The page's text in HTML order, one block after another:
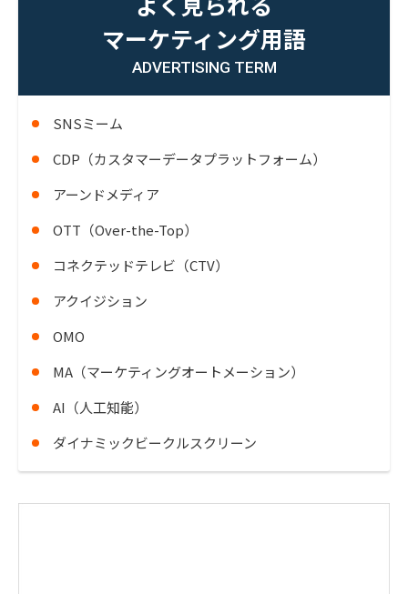
マーケティング用語
ADVERTISING TERM
SNSミーム
CDP（カスタマーデータプラットフォーム）
アーンドメディア
OTT（Over-the-Top）
コネクテッドテレビ（CTV）
アクイジション
OMO
MA（マーケティングオートメーション）
AI（人工知能）
ダイナミックビークルスクリーン